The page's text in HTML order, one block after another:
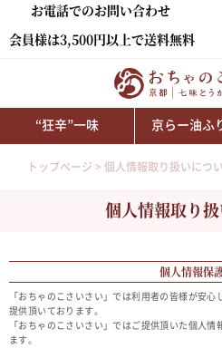
お電話でのお問い合わせ
会員様は3,500円以上で送料無料
“狂辛”一味 京らー油ふ
トップページ 個人情報取り扱いにつ
個人情報取り
個人情報保
「おちゃのこさいさい」では利用者の皆様が安
提供頂いております。
「おちゃのこさいさい」ではご提供頂いた個人
ます。